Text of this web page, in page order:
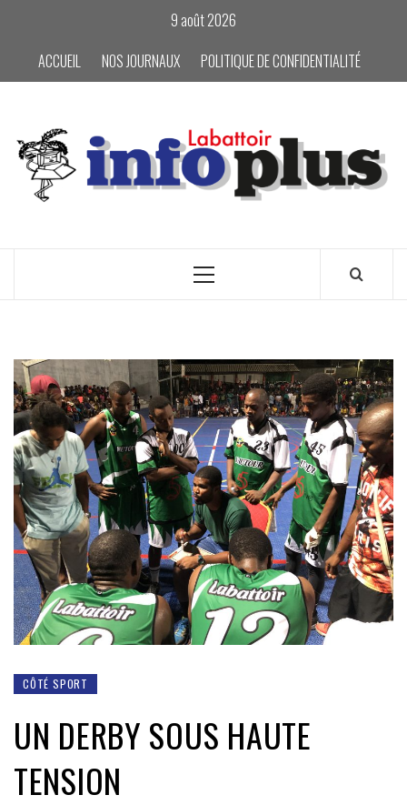
content
9 août 2026
ACCUEIL
NOS JOURNAUX POLITIQUE DE CONFIDENTIALITÉ
Primary
CÔTÉ SPORT
UN DERBY SOUS HAUTE
TENSION